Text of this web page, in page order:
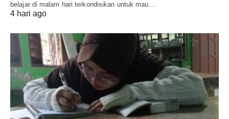
belajar di malam hari terkondisikan untuk mau…
4 hari ago